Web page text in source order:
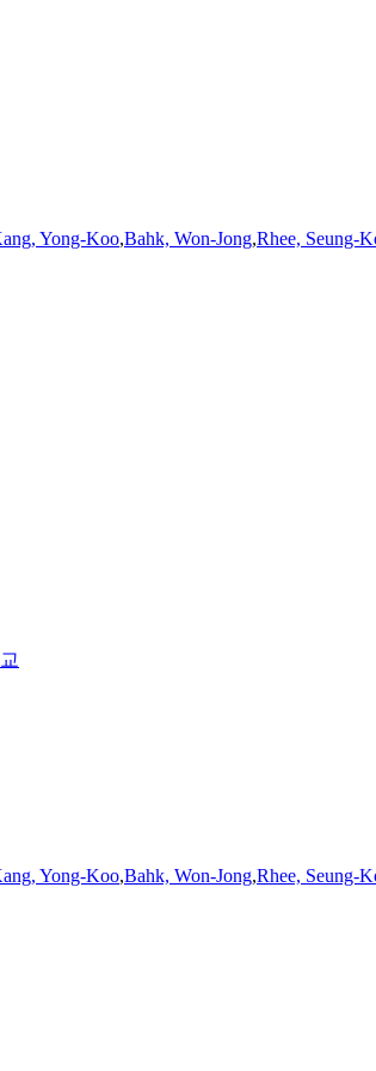
Yong-Koo,Bahk, Won-Jong,Rhee, Seung-
Yong-Koo,Bahk, Won-Jong,Rhee, Seung-